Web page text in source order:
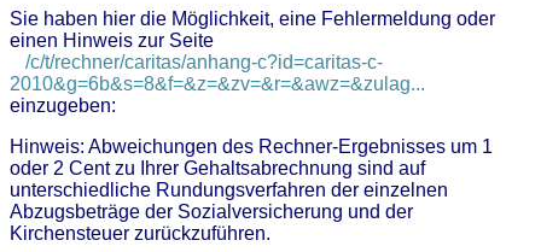
Sie haben hier die Möglichkeit, eine Fehlermeldung oder
einen Hinweis zur Seite
/c/t/rechner/caritas/anhang-c?id=caritas-c-
2010&g=6b&s=8&f=&z=&zv=&r=&awz=&zulag...
einzugeben:
Hinweis: Abweichungen des Rechner-Ergebnisses um 1
oder 2 Cent zu Ihrer Gehaltsabrechnung sind auf
unterschiedliche Rundungsverfahren der einzelnen
Abzugsbeträge der Sozialversicherung und der
Kirchensteuer zurückzuführen.